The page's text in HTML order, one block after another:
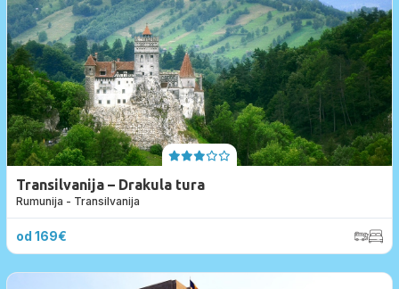
Transilvanija – Drakula tura
Rumunija - Transilvanija
od 169€